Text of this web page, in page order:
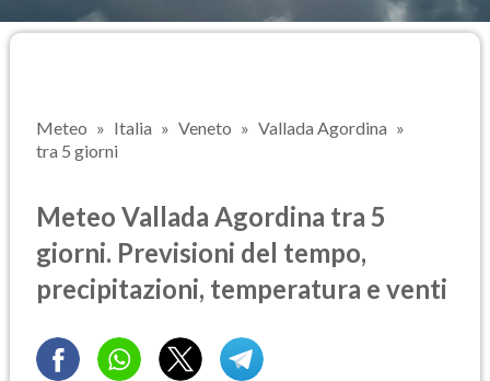
Meteo Italia Veneto
Vallada Agordina
tra 5 giorni
Meteo Vallada Agordina tra 5
giorni. Previsioni del tempo,
precipitazioni, temperatura e venti